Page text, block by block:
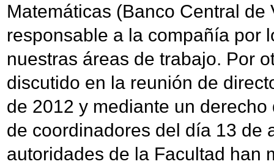
Matemáticas (Banco Central de
responsable a la compañía por
nuestras áreas de trabajo. Por
discutido en la reunión de
de 2012 y mediante un
de coordinadores del día 13 de
autoridades de la Facultad han